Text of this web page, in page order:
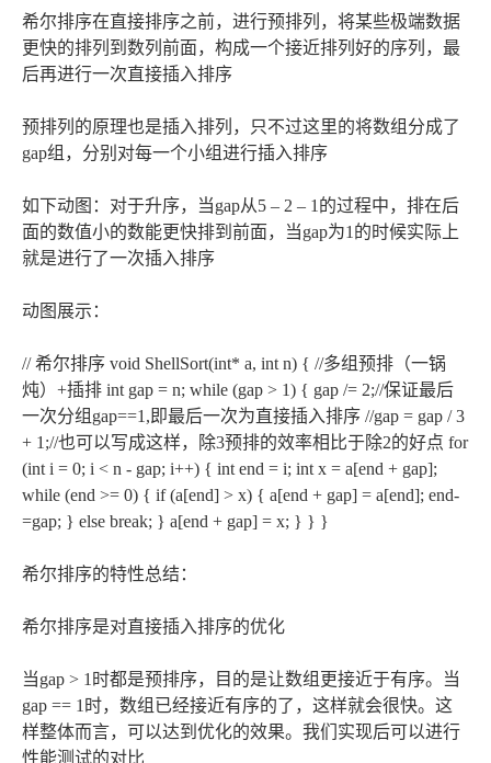
希尔排序在直接排序之前，进行预排列，将某些极端数据
更快的排列到数列前面，构成一个接近排列好的序列，最
后再进行一次直接插入排序
预排列的原理也是插入排列，只不过这里的将数组分成了
gap组，分别对每一个小组进行插入排序
如下动图：对于升序，当gap从5 – 2 – 1的过程中，排在后
面的数值小的数能更快排到前面，当gap为1的时候实际上
就是进行了一次插入排序
动图展示：
// 希尔排序 void ShellSort(int* a, int n) { //多组预排（一锅
炖）+插排 int gap = n; while (gap > 1) { gap /= 2;//保证最后
一次分组gap==1,即最后一次为直接插入排序 //gap = gap / 3
+ 1;//也可以写成这样，除3预排的效率相比于除2的好点 for
(int i = 0; i < n - gap; i++) { int end = i; int x = a[end + gap];
while (end >= 0) { if (a[end] > x) { a[end + gap] = a[end]; end-
=gap; } else break; } a[end + gap] = x; } } }
希尔排序的特性总结：
希尔排序是对直接插入排序的优化
当gap > 1时都是预排序，目的是让数组更接近于有序。当
gap == 1时，数组已经接近有序的了，这样就会很快。这
样整体而言，可以达到优化的效果。我们实现后可以进行
性能测试的对比